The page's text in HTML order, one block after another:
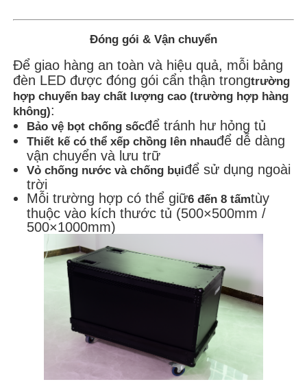
Đóng gói & Vận chuyển
Để giao hàng an toàn và hiệu quả, mỗi bảng
đèn LED được đóng gói cẩn thận trongtrường
hợp chuyến bay chất lượng cao (trường hợp hàng
không):
Bảo vệ bọt chống sốcđể tránh hư hỏng tủ
Thiết kế có thể xếp chồng lên nhauđể dễ dàng
vận chuyển và lưu trữ
Vỏ chống nước và chống bụiđể sử dụng ngoài
trời
Mỗi trường hợp có thể giữ6 đến 8 tấmtùy
thuộc vào kích thước tủ (500×500mm /
500×1000mm)